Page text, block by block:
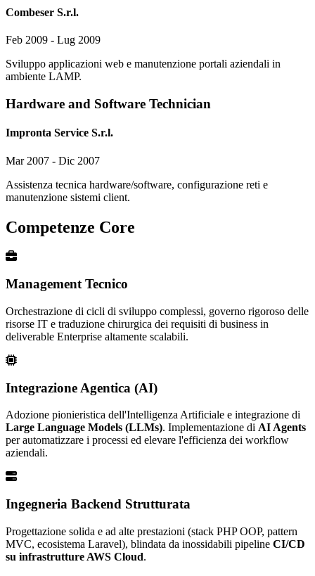
Combeser S.r.l.
Feb 2009 - Lug 2009
Sviluppo applicazioni web e manutenzione portali aziendali in
ambiente LAMP.
Hardware and Software Technician
Impronta Service S.r.l.
Mar 2007 - Dic 2007
Assistenza tecnica hardware/software, configurazione reti e
manutenzione sistemi client.
Competenze Core
Management Tecnico
Orchestrazione di cicli di sviluppo complessi, governo rigoroso delle
risorse IT e traduzione chirurgica dei requisiti di business in
deliverable Enterprise altamente scalabili.
Integrazione Agentica (AI)
Adozione pionieristica dell'Intelligenza Artificiale e integrazione di
Large Language Models (LLMs). Implementazione di AI Agents
per automatizzare i processi ed elevare l'efficienza dei workflow
aziendali.
Ingegneria Backend Strutturata
Progettazione solida e ad alte prestazioni (stack PHP OOP, pattern
MVC, ecosistema Laravel), blindata da inossidabili pipeline CI/CD
su infrastrutture AWS Cloud.